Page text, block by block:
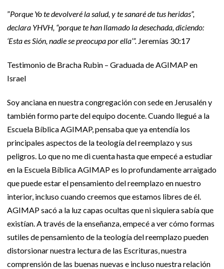
”Porque Yo te devolveré la salud, y te sanaré de tus heridas”,
declara YHVH, “porque te han llamado la desechada, diciendo:
‘Esta es Sión, nadie se preocupa por ella’”. Jeremías 30:17
Testimonio de Bracha Rubin – Graduada de AGIMAP en
Israel
Soy anciana en nuestra congregación con sede en Jerusalén y
también formo parte del equipo docente. Cuando llegué a la
Escuela Bíblica AGIMAP, pensaba que ya entendía los
principales aspectos de la teología del reemplazo y sus
peligros. Lo que no me di cuenta hasta que empecé a estudiar
en la Escuela Bíblica AGIMAP es lo profundamente arraigado
que puede estar el pensamiento del reemplazo en nuestro
interior, incluso cuando creemos que estamos libres de él.
AGIMAP sacó a la luz capas ocultas que ni siquiera sabía que
existían. A través de la enseñanza, empecé a ver cómo formas
sutiles de pensamiento de la teología del reemplazo pueden
distorsionar nuestra lectura de las Escrituras, nuestra
comprensión de las buenas nuevas e incluso nuestra relación